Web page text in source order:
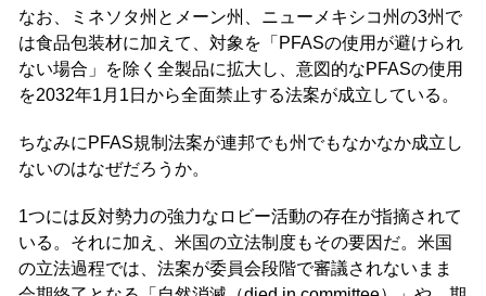
なお、ミネソタ州とメーン州、ニューメキシコ州の3州で
は食品包装材に加えて、対象を「PFASの使用が避けられ
ない場合」を除く全製品に拡大し、意図的なPFASの使用
を2032年1月1日から全面禁止する法案が成立している。
ちなみにPFAS規制法案が連邦でも州でもなかなか成立し
ないのはなぜだろうか。
1つには反対勢力の強力なロビー活動の存在が指摘されて
いる。それに加え、米国の立法制度もその要因だ。米国
の立法過程では、法案が委員会段階で審議されないまま